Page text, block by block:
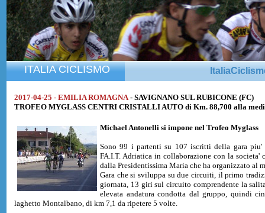
ITALIA CICLISMO
2017-04-25 - EMILIA ROMAGNA - SAVIGNANO SUL RUBICONE (FC)
TROFEO MYGLASS CENTRI CRISTALLI AUTO di Km. 88,700 alla
Michael Antonelli si impone nel Trofeo Myglass
Sono 99 i partenti su 107 iscritti della gara piu'
FA.I.T. Adriatica in collaborazione con la
dalla Presidentissima Maria che ha organizzato al
Gara che si sviluppa su due circuiti, il primo
giornata, 13 giri sul circuito comprendente la
elevata andatura condotta dal gruppo, quindi
laghetto Montalbano, di km 7,1 da ripetere 5 volte.